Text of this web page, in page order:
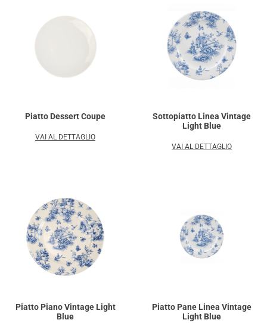
Piatto Dessert Coupe
VAI AL DETTAGLIO
Sottopiatto Linea Vintage
Light Blue
VAI AL DETTAGLIO
Piatto Piano Vintage Light
Blue
Piatto Pane Linea Vintage
Light Blue